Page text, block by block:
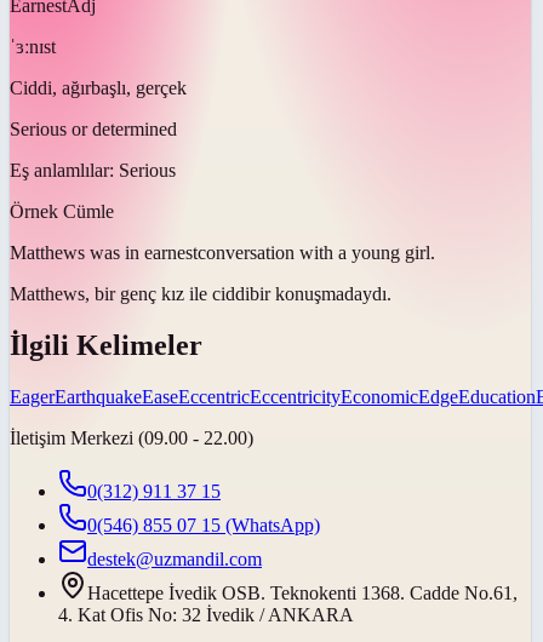
EarnestAdj
ˈɜːnɪst
Ciddi, ağırbaşlı, gerçek
Serious or determined
Eş anlamlılar: Serious
Örnek Cümle
Matthews was in earnestconversation with a young girl.
Matthews, bir genç kız ile ciddibir konuşmadaydı.
İlgili Kelimeler
EagerEarthquakeEaseEccentricEccentricityEconomicEdgeEducation
İletişim Merkezi (09.00 - 22.00)
0(312) 911 37 15
0(546) 855 07 15 (WhatsApp)
destek@uzmandil.com
Hacettepe İvedik OSB. Teknokenti 1368. Cadde No.61,
4. Kat Ofis No: 32 İvedik / ANKARA